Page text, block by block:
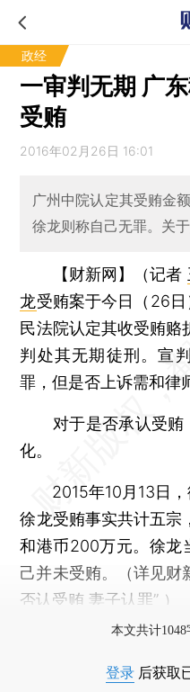
政经
一审判无期 广
受贿
2016年02月26日 16:01
广州中院认定其受贿金
徐龙则称自己无罪。关
【财新网】（记者
龙受贿案于今日（26
民法院认定其收受贿赂
判处其无期徒刑。宣
罪，但是否上诉需和律
对于是否承认受贿
化。
2015年10月13日，
徐龙受贿事实共计五宗
和港币200万元。徐龙
己并未受贿。（详见财
否认受贿 妻子认罪”
本文共计
登录 后获取